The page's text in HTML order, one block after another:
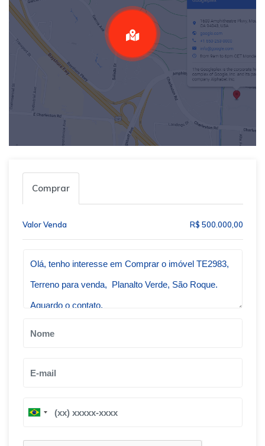
Comprar
Valor Venda R$ 500.000,00
B